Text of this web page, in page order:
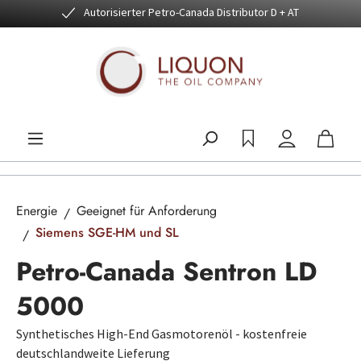
Zum Hauptinhalt springenAutorisierter Petro-Canada Distributor D + AT
Energie
Geeignet für Anforderung
Siemens SGE-HM und SL
Petro-Canada Sentron LD
5000
Synthetisches High-End Gasmotorenöl - kostenfreie
deutschlandweite Lieferung